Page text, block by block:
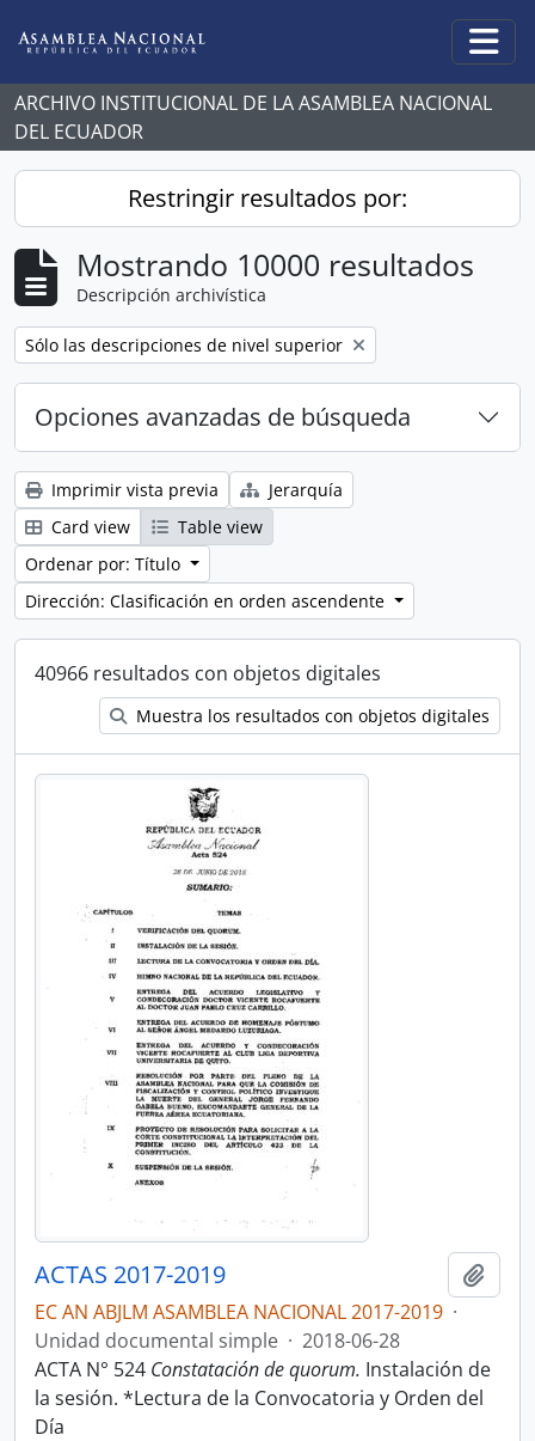
ARCHIVO INSTITUCIONAL DE LA ASAMBLEA NACIONAL
DEL ECUADOR
Restringir resultados por:
Mostrando 10000 resultados
Descripción archivística
Remove filter:
Sólo las descripciones de nivel superior
Opciones avanzadas de búsqueda
Imprimir vista previa
Jerarquía
Card view
Table view
Ordenar por: Título
Dirección: Clasificación en orden ascendente
40966 resultados con objetos digitales
Muestra los resultados con objetos digitales
ACTAS 2017-2019
EC AN ABJLM ASAMBLEA NACIONAL 2017-2019 ·
Unidad documental simple · 2018-06-28
ACTA N° 524 Constatación de quorum. Instalación de
la sesión. *Lectura de la Convocatoria y Orden del
Día